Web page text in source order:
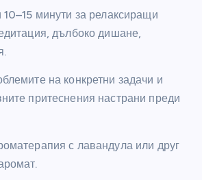
10–15 минути за релаксиращи
дълбоко дишане,
на конкретни задачи и
притеснения настрани преди
с лавандула или друг